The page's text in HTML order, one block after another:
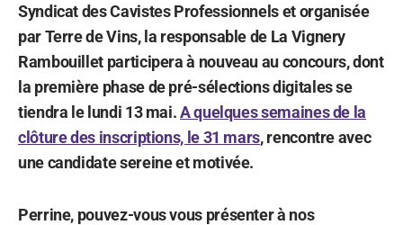
Syndicat des Cavistes Professionnels et organisée
par Terre de Vins, la responsable de La Vignery
Rambouillet participera à nouveau au concours, dont
la première phase de pré-sélections digitales se
tiendra le lundi 13 mai.A quelques semaines de la
clôture des inscriptions, le 31 mars, rencontre avec
une candidate sereine et motivée.
Perrine, pouvez-vous vous présenter à nos